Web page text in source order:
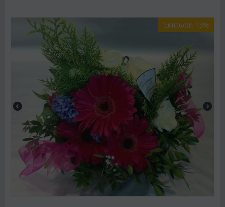
Έκπτωση 13%